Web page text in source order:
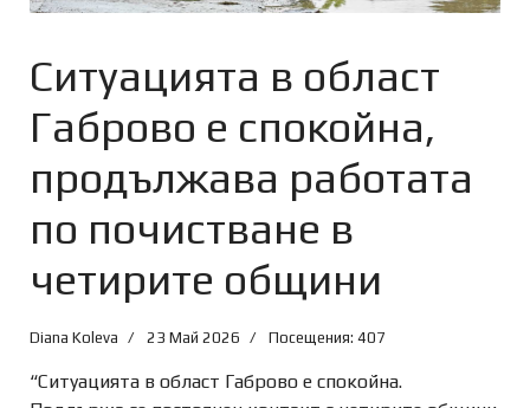
Ситуацията в област
Габрово е спокойна,
продължава работата
по почистване в
четирите общини
Diana Koleva 23 Май 2026 Посещения: 407
“Ситуацията в област Габрово е спокойна.